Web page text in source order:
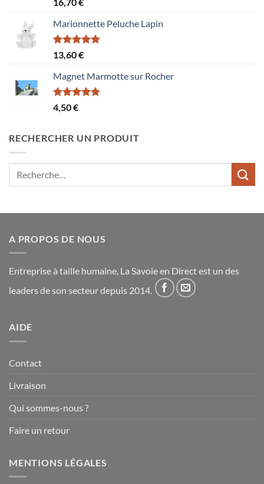
sur 5
Marionnette Peluche Lapin
Note5.00
sur 5
13,60€
Magnet Marmotte sur Rocher
Note5.00
sur 5
4,50€
RECHERCHER UN PRODUIT
A PROPOS DE NOUS
Entreprise à taille humaine, La Savoie en Direct est un des
leaders de son secteur depuis 2014.
AIDE
Contact
Livraison
Qui sommes-nous ?
Faire un retour
MENTIONS LÉGALES